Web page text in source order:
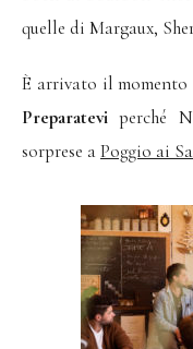
quelle di Margaux,
È arrivato il momento
Preparatevi perché
sorprese aPoggio ai